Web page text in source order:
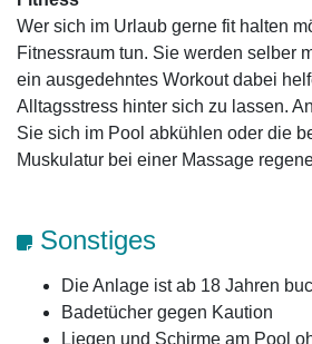
Wer sich im Urlaub gerne fit halten
Fitnessraum tun. Sie werden selber
ein ausgedehntes Workout dabei
Alltagsstress hinter sich zu lassen.
Sie sich im Pool abkühlen oder die
Muskulatur bei einer Massage
Sonstiges
Die Anlage ist ab 18 Jahren
Badetücher gegen Kaution
Liegen und Schirme am Pool